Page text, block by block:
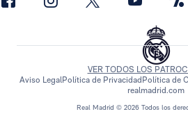
Real Madrid © 2026 Todos los
VER TODOS LOS
Aviso LegalPolítica de Privacidad Política de
realmadrid.com